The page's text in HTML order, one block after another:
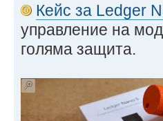
Кейс за Ledger
управление на
голяма защита.